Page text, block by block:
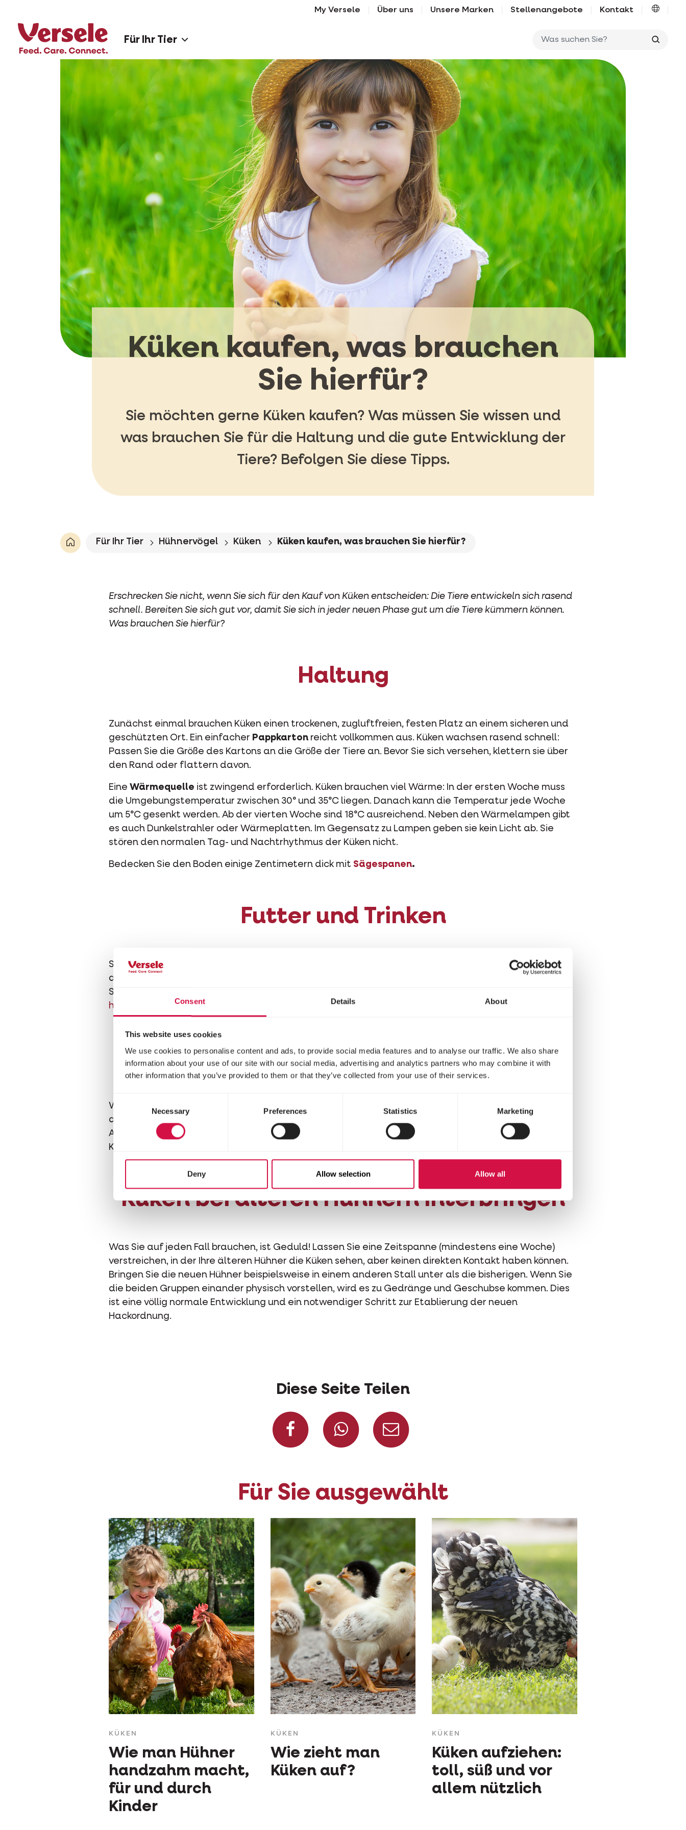
Consent Details About
This website uses cookies
We use cookies to personalise content and ads, to provide social media features and to analyse our traffic. We also share
information about your use of our site with our social media, advertising and analytics partners who may combine it with
other information that you’ve provided to them or that they’ve collected from your use of their services.
Necessary Preferences Statistics Marketing
Deny Allow selection Allow all
My Versele Über uns Unsere Marken Stellenangebote Kontakt
Für Ihr Tier
Küken kaufen, was brauchen
Sie hierfür?
Sie möchten gerne Küken kaufen? Was müssen Sie wissen und
was brauchen Sie für die Haltung und die gute Entwicklung der
Tiere? Befolgen Sie diese Tipps.
Für Ihr Tier Hühnervögel Küken Küken kaufen, was brauchen Sie hierfür?
Erschrecken Sie nicht, wenn Sie sich für den Kauf von Küken entscheiden: Die Tiere entwickeln sich rasend
schnell. Bereiten Sie sich gut vor, damit Sie sich in jeder neuen Phase gut um die Tiere kümmern können.
Was brauchen Sie hierfür?
Haltung
Zunächst einmal brauchen Küken einen trockenen, zugluftfreien, festen Platz an einem sicheren und
geschützten Ort. Ein einfacher Pappkarton reicht vollkommen aus. Küken wachsen rasend schnell:
Passen Sie die Größe des Kartons an die Größe der Tiere an. Bevor Sie sich versehen, klettern sie über
den Rand oder flattern davon.
Eine Wärmequelle ist zwingend erforderlich. Küken brauchen viel Wärme: In der ersten Woche muss
die Umgebungstemperatur zwischen 30° und 35°C liegen. Danach kann die Temperatur jede Woche
um 5°C gesenkt werden. Ab der vierten Woche sind 18°C ausreichend. Neben den Wärmelampen gibt
es auch Dunkelstrahler oder Wärmeplatten. Im Gegensatz zu Lampen geben sie kein Licht ab. Sie
stören den normalen Tag- und Nachtrhythmus der Küken nicht.
Bedecken Sie den Boden einige Zentimetern dick mit Sägespanen.
Futter und Trinken
Sobald die Küken aus dem Ei schlüpfen, können sie fiepen, laufen, fressen und trinken. Streuen Sie
deshalb etwas
auf den Boden und zwischen die Sägespäne: Hierdurch lernen sie zu
Scharren, um Futter zu finden. Stellen Sie auch eine flache Wasserschale zur Verfügung.
hier alles
über den Kauf des richtigen Futters für (junge) Hühner!
Wann dürfen Küken ins Freie?
Wenn das Wetter warm, trocken und sonnig ist, dürfen die Küken normalerweise ab der zweiten bzw.
dritten Woche ins Freie, vorausgesetzt der Stall ist sicher und zugluftfrei. Begrenzen Sie ihren
Aufenthalt im Freien auf eine Viertelstunde. Lassen Sie sie niemals unbeaufsichtigt: Elstern und
Krähen werden Ihre geliebten Küken als leckere Mahlzeit betrachten!
Küken bei älteren Hühnern interbringen
Was Sie auf jeden Fall brauchen, ist Geduld! Lassen Sie eine Zeitspanne (mindestens eine Woche)
verstreichen, in der Ihre älteren Hühner die Küken sehen, aber keinen direkten Kontakt haben können.
Bringen Sie die neuen Hühner beispielsweise in einem anderen Stall unter als die bisherigen. Wenn Sie
die beiden Gruppen einander physisch vorstellen, wird es zu Gedränge und Geschubse kommen. Dies
ist eine völlig normale Entwicklung und ein notwendiger Schritt zur Etablierung der neuen
Hackordnung.
Diese Seite Teilen
Auf Facebook teilen
Auf Whatsapp teilen
Für Sie ausgewählt
KÜKEN
Wie man Hühner
handzahm macht,
für und durch
Kinder
KÜKEN
Wie zieht man
Küken auf?
KÜKEN
Küken aufziehen:
toll, süß und vor
allem nützlich